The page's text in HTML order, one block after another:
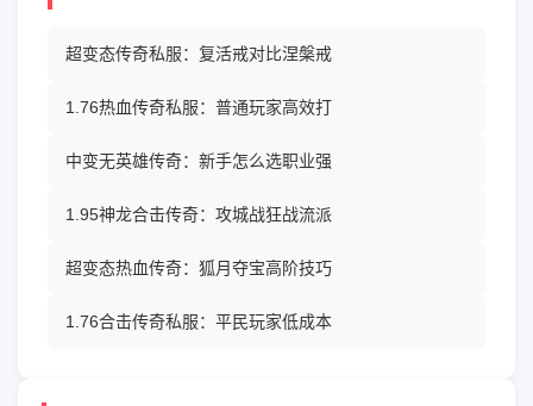
超变态传奇私服：复活戒对比涅槃戒
1.76热血传奇私服：普通玩家高效打
中变无英雄传奇：新手怎么选职业强
1.95神龙合击传奇：攻城战狂战流派
超变态热血传奇：狐月夺宝高阶技巧
1.76合击传奇私服：平民玩家低成本